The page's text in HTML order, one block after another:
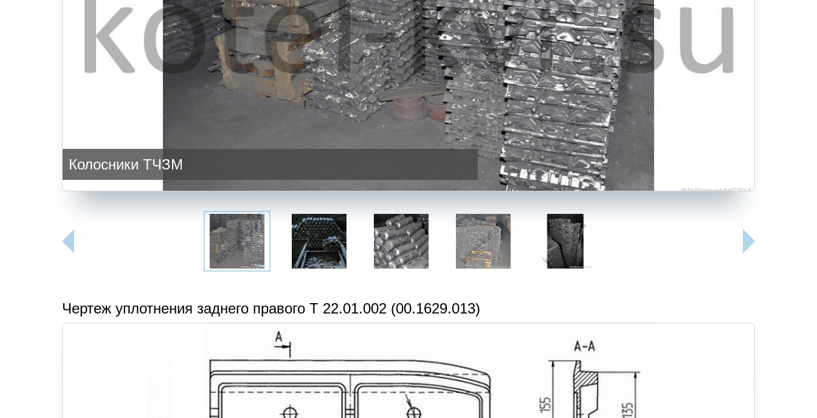
Колосники ТЧЗМ
Чертеж уплотнения заднего правого Т 22.01.002 (00.1629.013)